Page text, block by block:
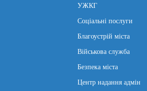
УЖКГ
Соціальні послуги
Благоустрій міста
Військова служба
Безпека міста
Центр надання адмін